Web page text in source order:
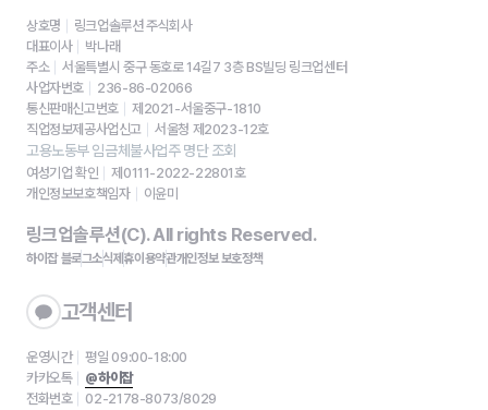
상호명
링크업솔루션 주식회사
대표이사
박나래
주소
서울특별시 중구 동호로 14길7 3층 BS빌딩 링크업센터
사업자번호
236-86-02066
통신판매신고번호
제2021-서울중구-1810
직업정보제공사업신고
서울청 제2023-12호
고용노동부 임금체불사업주 명단 조회
여성기업 확인
제0111-2022-22801호
개인정보보호책임자
이윤미
링크업솔루션(C). All rights Reserved.
하이잡 블로그소식제휴이용약관개인정보 보호정책
고객센터
운영시간
평일 09:00-18:00
카카오톡
@하이잡
전화번호
02-2178-8073/8029